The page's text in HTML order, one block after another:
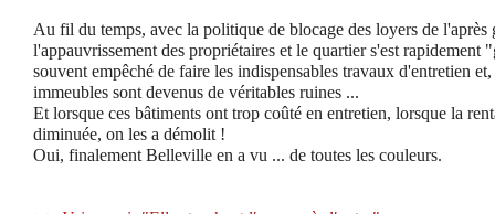
Au fil du temps, avec la politique de blocage des loyers de l'après
l'appauvrissement des propriétaires et le quartier s'est rapidement
souvent empêché de faire les indispensables travaux d'entretien et,
immeubles sont devenus de véritables ruines ...
Et lorsque ces bâtiments ont trop coûté en entretien, lorsque la
diminuée, on les a démolit !
Oui, finalement Belleville en a vu ... de toutes les couleurs.